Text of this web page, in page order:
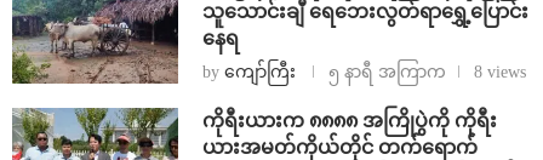
သူသောင်းချီ ရေဘေးလွတ်ရာရွှေ့ပြောင်း
နေရ
by ကျော်ကြီး ၅ နာရီ အကြာက 8 views
ကိုရီးယားက ၈၈၈၈ အကြိုပွဲကို ကိုရီး
ယားအမတ်ကိုယ်တိုင် တက်ရောက်